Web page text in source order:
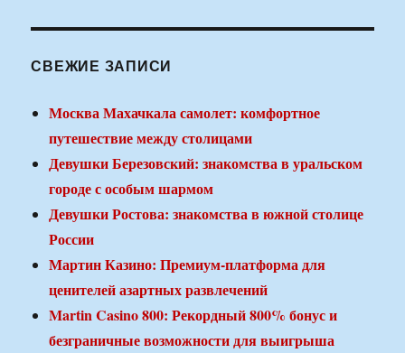
СВЕЖИЕ ЗАПИСИ
Москва Махачкала самолет: комфортное
путешествие между столицами
Девушки Березовский: знакомства в уральском
городе с особым шармом
Девушки Ростова: знакомства в южной столице
России
Мартин Казино: Премиум-платформа для
ценителей азартных развлечений
Martin Casino 800: Рекордный 800% бонус и
безграничные возможности для выигрыша